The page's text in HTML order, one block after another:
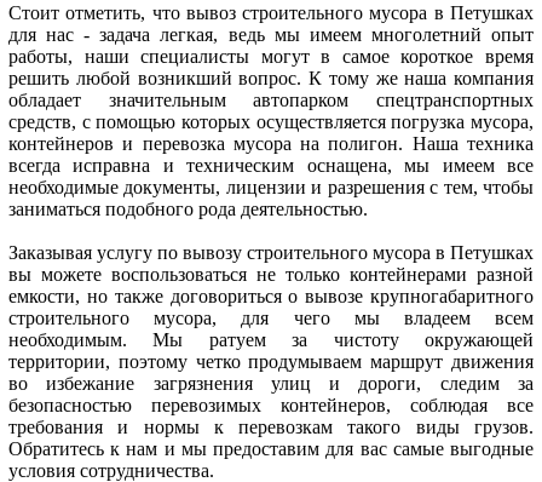
Стоит отметить, что вывоз строительного мусора в Петушках
для нас - задача легкая, ведь мы имеем многолетний опыт
работы, наши специалисты могут в самое короткое время
решить любой возникший вопрос. К тому же наша компания
обладает значительным автопарком спецтранспортных
средств, с помощью которых осуществляется погрузка мусора,
контейнеров и перевозка мусора на полигон. Наша техника
всегда исправна и техническим оснащена, мы имеем все
необходимые документы, лицензии и разрешения с тем, чтобы
заниматься подобного рода деятельностью.
Заказывая услугу по вывозу строительного мусора в Петушках
вы можете воспользоваться не только контейнерами разной
емкости, но также договориться о вывозе крупногабаритного
строительного мусора, для чего мы владеем всем
необходимым. Мы ратуем за чистоту окружающей
территории, поэтому четко продумываем маршрут движения
во избежание загрязнения улиц и дороги, следим за
безопасностью перевозимых контейнеров, соблюдая все
требования и нормы к перевозкам такого виды грузов.
Обратитесь к нам и мы предоставим для вас самые выгодные
условия сотрудничества.